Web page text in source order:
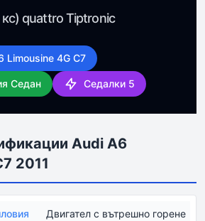
quattro Tiptronic
Limousine 4G C7
Седан Седалки 5
Audi A6
2011
Двигател с вътрешно горене